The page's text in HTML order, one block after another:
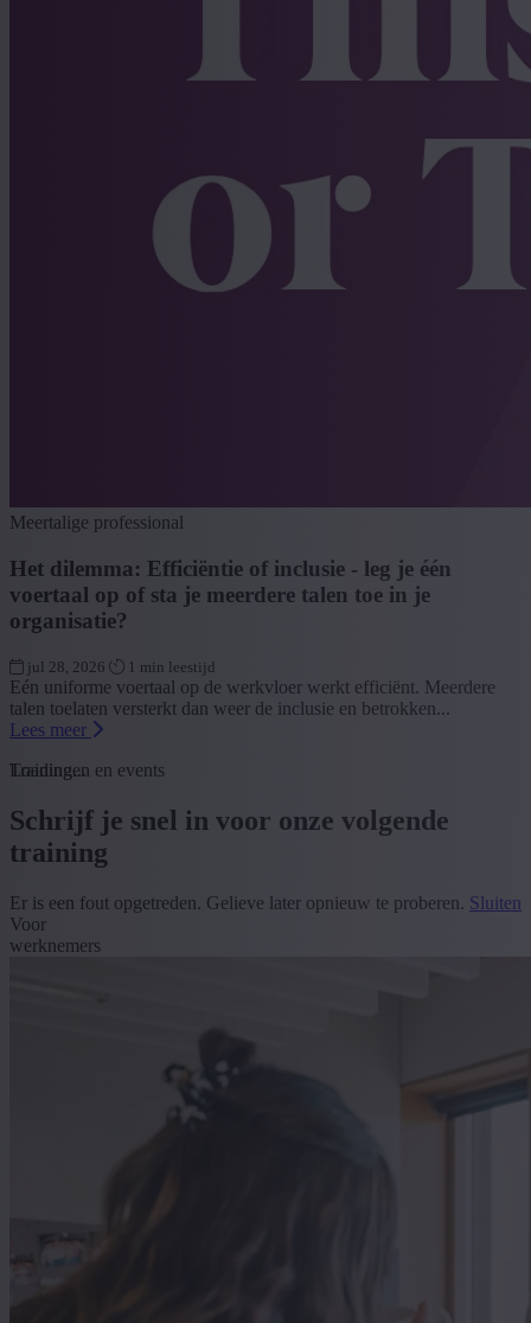
Meertalige professional
Het dilemma: Efficiëntie of inclusie - leg je één
voertaal op of sta je meerdere talen toe in je
organisatie?
jul 28, 2026 1 min leestijd
Eén uniforme voertaal op de werkvloer werkt efficiënt. Meerdere
talen toelaten versterkt dan weer de inclusie en betrokken...
Lees meer
Loading...
Trainingen en events
Schrijf je snel in voor onze volgende
training
Er is een fout opgetreden. Gelieve later opnieuw te proberen. Sluiten
Voor
werknemers